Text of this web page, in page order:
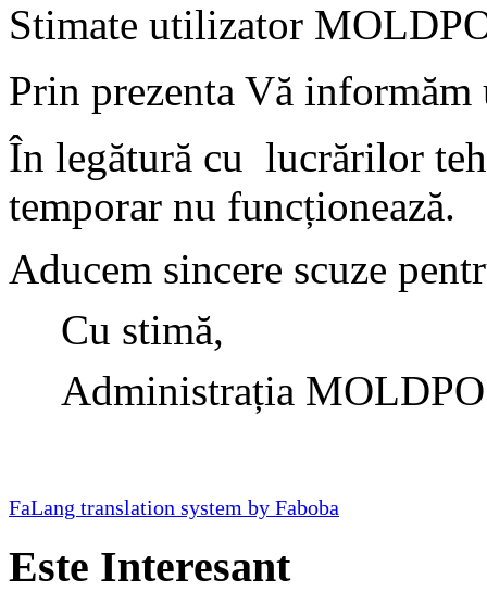
Stimate utilizator
Prin prezenta Vă informăm
În legătură cu lucrărilor
temporar nu funcționează.
Aducem sincere scuze
Cu stimă,
Administrația
FaLang translation system by Faboba
Este Interesant